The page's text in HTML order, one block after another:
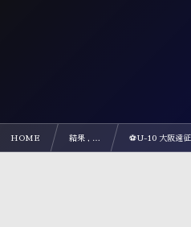
HOME 結果 , … ⚽U-10 大阪遠